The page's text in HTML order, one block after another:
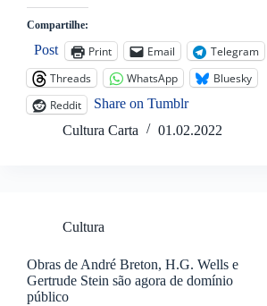
Compartilhe:
Post Print Email
Telegram
Threads
WhatsApp
Bluesky
Reddit
Share on Tumblr
Cultura Carta
01.02.2022
Cultura
Obras de André Breton, H.G. Wells e
Gertrude Stein são agora de domínio
público